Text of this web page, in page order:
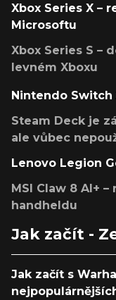
Xbox Series X –
Microsoftu
Xbox Series S –
levném Xboxu
Nintendo Switch
Steam Deck je
ale vůbec
Lenovo Legion
MSI Claw 8 AI+
handheldu
Jak začít -
Jak začít s